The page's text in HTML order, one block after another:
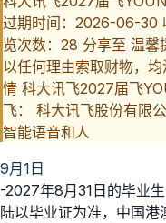
过期时间：2026-06-30
览次数：28 分享至 温馨
以任何理由索取财物，
情 科大讯飞2027届飞
飞： 科大讯飞股份有限
智能语音和人
9月1日
-2027年8月31日的毕业
陆以毕业证为准，中国港